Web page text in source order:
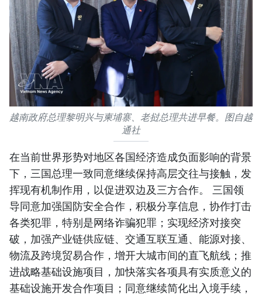
越南政府总理黎明兴与柬埔寨、老挝总理共进早餐。图自越
通社
在当前世界形势对地区各国经济造成负面影响的背景
下，三国总理一致同意继续保持高层交往与接触，发
挥现有机制作用，以促进双边及三方合作。 三国领
导同意加强国防安全合作，积极分享信息，协作打击
各类犯罪，特别是网络诈骗犯罪；实现经济对接突
破，加强产业链供应链、交通互联互通、能源对接、
物流及跨境贸易合作，增开大城市间的直飞航线；推
进战略基础设施项目，加快落实各项具有实质意义的
基础设施开发合作项目；同意继续简化出入境手续，